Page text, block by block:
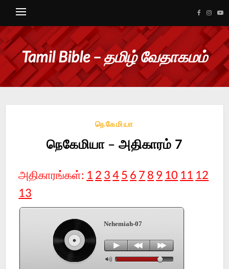
Tamil Bible – தமிழ் வேதாகமம்
நெகேமியா
நெகேமியா – அதிகாரம் 7
அதிகாரங்கள்: 1 2 345 6 7 8 9 10 11 12
13
Nehemiah-07